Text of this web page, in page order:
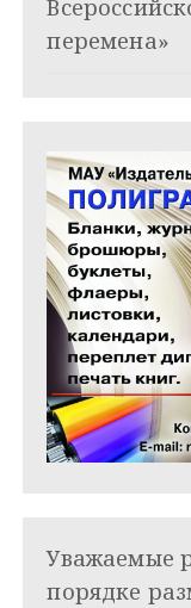
перемена»
Уважаемые
порядке